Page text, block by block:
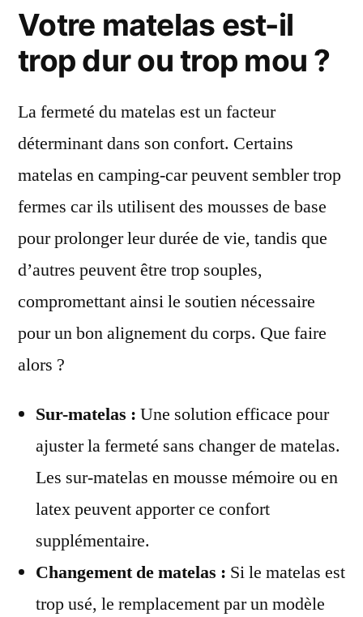
Votre matelas est-il
trop dur ou trop mou ?
La fermeté du matelas est un facteur
déterminant dans son confort. Certains
matelas en camping-car peuvent sembler trop
fermes car ils utilisent des mousses de base
pour prolonger leur durée de vie, tandis que
d’autres peuvent être trop souples,
compromettant ainsi le soutien nécessaire
pour un bon alignement du corps. Que faire
alors ?
Sur-matelas : Une solution efficace pour
ajuster la fermeté sans changer de matelas.
Les sur-matelas en mousse mémoire ou en
latex peuvent apporter ce confort
supplémentaire.
Changement de matelas : Si le matelas est
trop usé, le remplacement par un modèle